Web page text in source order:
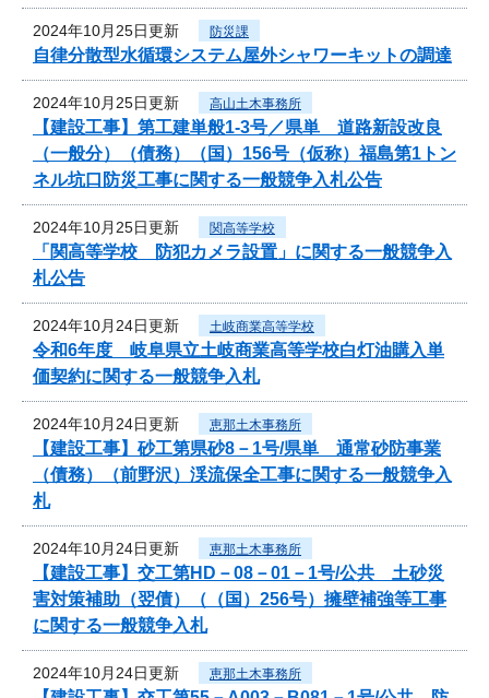
2024年10月25日更新 防災課
自律分散型水循環システム屋外シャワーキットの調達
2024年10月25日更新 高山土木事務所
【建設工事】第工建単般1-3号／県単 道路新設改良
（一般分）（債務）（国）156号（仮称）福島第1トン
ネル坑口防災工事に関する一般競争入札公告
2024年10月25日更新 関高等学校
「関高等学校 防犯カメラ設置」に関する一般競争入
札公告
2024年10月24日更新 土岐商業高等学校
令和6年度 岐阜県立土岐商業高等学校白灯油購入単
価契約に関する一般競争入札
2024年10月24日更新 恵那土木事務所
【建設工事】砂工第県砂8－1号/県単 通常砂防事業
（債務）（前野沢）渓流保全工事に関する一般競争入
札
2024年10月24日更新 恵那土木事務所
【建設工事】交工第HD－08－01－1号/公共 土砂災
害対策補助（翌債）（（国）256号）擁壁補強等工事
に関する一般競争入札
2024年10月24日更新 恵那土木事務所